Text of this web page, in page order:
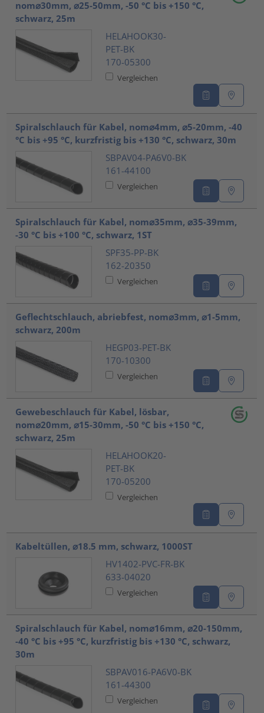
nom⌀30mm, ⌀25-50mm, -50 °C bis +150 °C,
schwarz, 25m
HELAHOOK30-
PET-BK
170-05300
Vergleichen
Spiralschlauch für Kabel, nom⌀4mm, ⌀5-20mm, -40
°C bis +95 °C, kurzfristig bis +130 °C, schwarz, 30m
SBPAV04-PA6V0-BK
161-44100
Vergleichen
Spiralschlauch für Kabel, nom⌀35mm, ⌀35-39mm,
-30 °C bis +100 °C, schwarz, 1ST
SPF35-PP-BK
162-20350
Vergleichen
Geflechtschlauch, abriebfest, nom⌀3mm, ⌀1-5mm,
schwarz, 200m
HEGP03-PET-BK
170-10300
Vergleichen
Gewebeschlauch für Kabel, lösbar,
nom⌀20mm, ⌀15-30mm, -50 °C bis +150 °C,
schwarz, 25m
HELAHOOK20-
PET-BK
170-05200
Vergleichen
Kabeltüllen, ⌀18.5 mm, schwarz, 1000ST
HV1402-PVC-FR-BK
633-04020
Vergleichen
Spiralschlauch für Kabel, nom⌀16mm, ⌀20-150mm,
-40 °C bis +95 °C, kurzfristig bis +130 °C, schwarz,
30m
SBPAV016-PA6V0-BK
161-44300
Vergleichen